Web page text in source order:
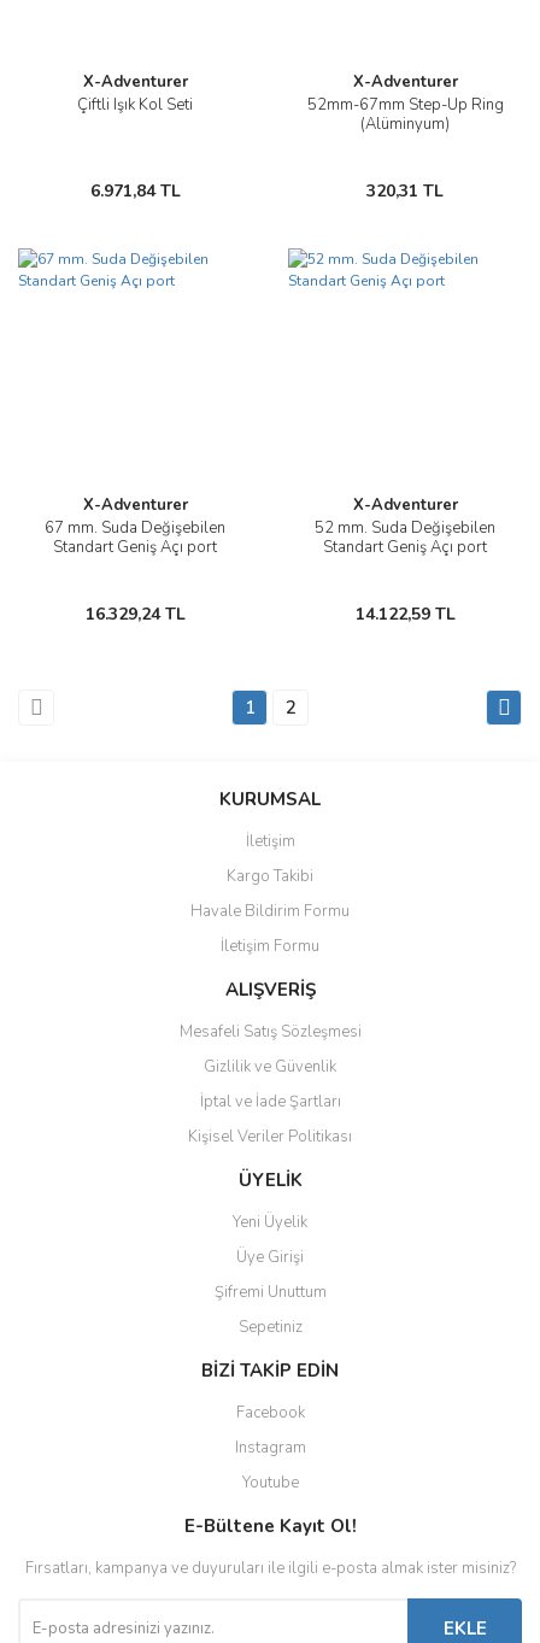
X-Adventurer
Çiftli Işık Kol Seti
6.971,84 TL
X-Adventurer
52mm-67mm Step-Up Ring
(Alüminyum)
320,31 TL
X-Adventurer
67 mm. Suda Değişebilen
Standart Geniş Açı port
16.329,24 TL
X-Adventurer
52 mm. Suda Değişebilen
Standart Geniş Açı port
14.122,59 TL
1 2
KURUMSAL
İletişim
Kargo Takibi
Havale Bildirim Formu
İletişim Formu
ALIŞVERİŞ
Mesafeli Satış Sözleşmesi
Gizlilik ve Güvenlik
İptal ve İade Şartları
Kişisel Veriler Politikası
ÜYELİK
Yeni Üyelik
Üye Girişi
Şifremi Unuttum
Sepetiniz
BİZİ TAKİP EDİN
Facebook
Instagram
Youtube
E-Bültene Kayıt Ol!
Fırsatları, kampanya ve duyuruları ile ilgili e-posta almak ister misiniz?
EKLE